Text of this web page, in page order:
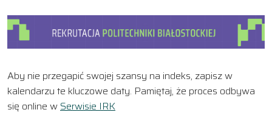
Aby nie przegapić swojej szansy na indeks, zapisz w
kalendarzu te kluczowe daty. Pamiętaj, że proces odbywa
się online wSerwisie IRK